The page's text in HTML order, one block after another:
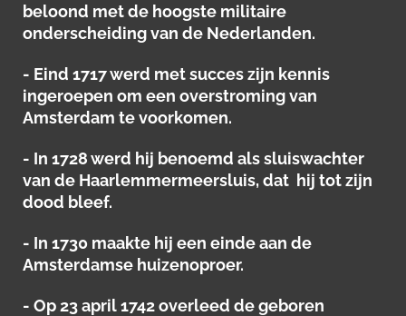
beloond met de hoogste militaire
onderscheiding van de Nederlanden.
- Eind 1717 werd met succes zijn kennis
ingeroepen om een overstroming van
Amsterdam te voorkomen.
- In 1728 werd hij benoemd als sluiswachter
van de Haarlemmermeersluis, dat hij tot zijn
dood bleef.
- In 1730 maakte hij een einde aan de
Amsterdamse huizenoproer.
- Op 23 april 1742 overleed de geboren